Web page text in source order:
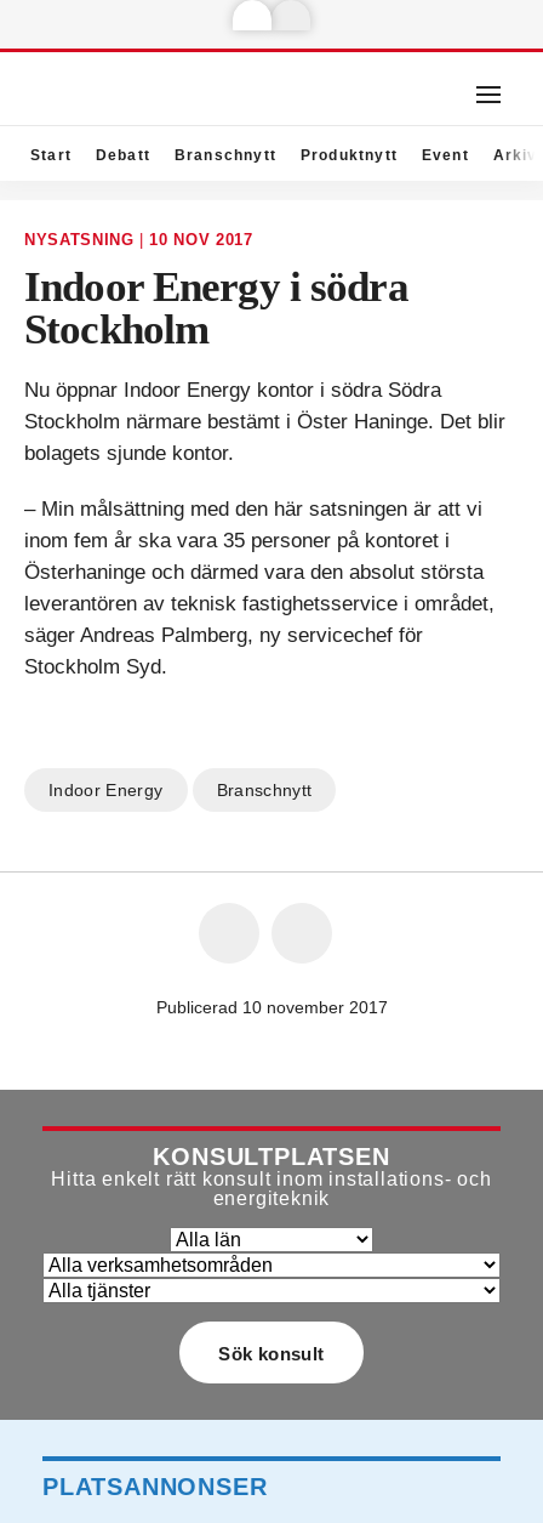
Start Debatt Branschnytt Produktnytt Event Arkiv
NYSATSNING 10 NOV 2017
Indoor Energy i södra
Stockholm
Nu öppnar Indoor Energy kontor i södra Södra
Stockholm närmare bestämt i Öster Haninge. Det blir
bolagets sjunde kontor.
– Min målsättning med den här satsningen är att vi
inom fem år ska vara 35 personer på kontoret i
Österhaninge och därmed vara den absolut största
leverantören av teknisk fastighetsservice i området,
säger Andreas Palmberg, ny servicechef för
Stockholm Syd.
Indoor Energy Branschnytt
Publicerad 10 november 2017
KONSULTPLATSEN
Hitta enkelt rätt konsult inom installations- och
energiteknik
PLATSANNONSER